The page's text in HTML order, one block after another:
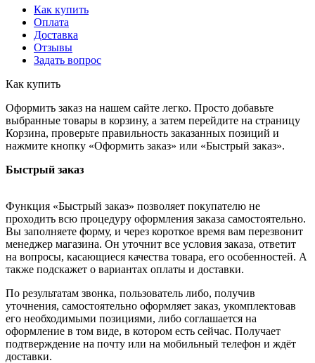
Как купить
Оплата
Доставка
Отзывы
Задать вопрос
Как купить
Оформить заказ на нашем сайте легко. Просто добавьте
выбранные товары в корзину, а затем перейдите на страницу
Корзина, проверьте правильность заказанных позиций и
нажмите кнопку «Оформить заказ» или «Быстрый заказ».
Быстрый заказ
Функция «Быстрый заказ» позволяет покупателю не
проходить всю процедуру оформления заказа самостоятельно.
Вы заполняете форму, и через короткое время вам перезвонит
менеджер магазина. Он уточнит все условия заказа, ответит
на вопросы, касающиеся качества товара, его особенностей. А
также подскажет о вариантах оплаты и доставки.
По результатам звонка, пользователь либо, получив
уточнения, самостоятельно оформляет заказ, укомплектовав
его необходимыми позициями, либо соглашается на
оформление в том виде, в котором есть сейчас. Получает
подтверждение на почту или на мобильный телефон и ждёт
доставки.